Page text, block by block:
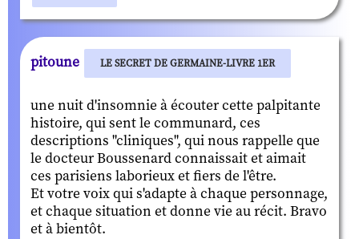
pitoune LE SECRET DE GERMAINE-LIVRE 1ER
une nuit d'insomnie à écouter cette palpitante
histoire, qui sent le communard, ces
descriptions "cliniques", qui nous rappelle que
le docteur Boussenard connaissait et aimait
ces parisiens laborieux et fiers de l'être.
Et votre voix qui s'adapte à chaque personnage,
et chaque situation et donne vie au récit. Bravo
et à bientôt.